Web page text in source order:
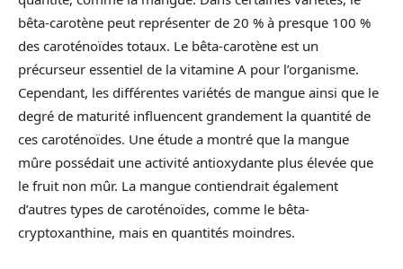
bêta-carotène peut représenter de 20 % à presque 100 %
des caroténoïdes totaux. Le bêta-carotène est un
précurseur essentiel de la vitamine A pour l’organisme.
Cependant, les différentes variétés de mangue ainsi que le
degré de maturité influencent grandement la quantité de
ces caroténoïdes. Une étude a montré que la mangue
mûre possédait une activité antioxydante plus élevée que
le fruit non mûr. La mangue contiendrait également
d’autres types de caroténoïdes, comme le bêta-
cryptoxanthine, mais en quantités moindres.